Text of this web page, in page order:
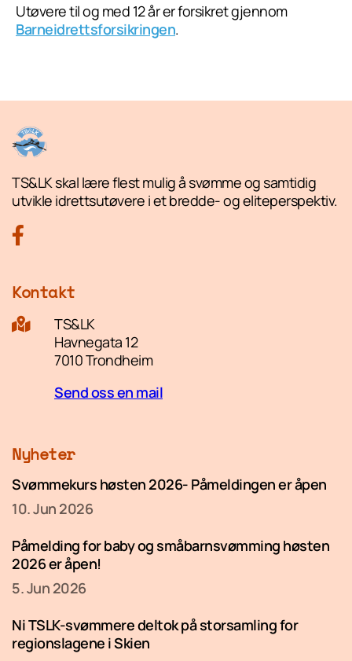
Utøvere til og med 12 år er forsikret gjennom
Barneidrettsforsikringen.
TS&LK skal lære flest mulig å svømme og samtidig
utvikle idrettsutøvere i et bredde- og eliteperspektiv.
Kontakt
TS&LK
Havnegata 12
7010 Trondheim
Send oss en mail
Nyheter
Svømmekurs høsten 2026- Påmeldingen er åpen
10. Jun 2026
Påmelding for baby og småbarnsvømming høsten
2026 er åpen!
5. Jun 2026
Ni TSLK-svømmere deltok på storsamling for
regionslagene i Skien